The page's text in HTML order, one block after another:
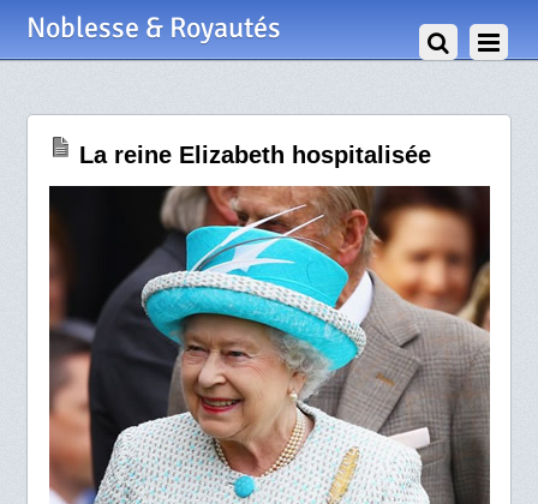
Noblesse & Royautés
La reine Elizabeth hospitalisée